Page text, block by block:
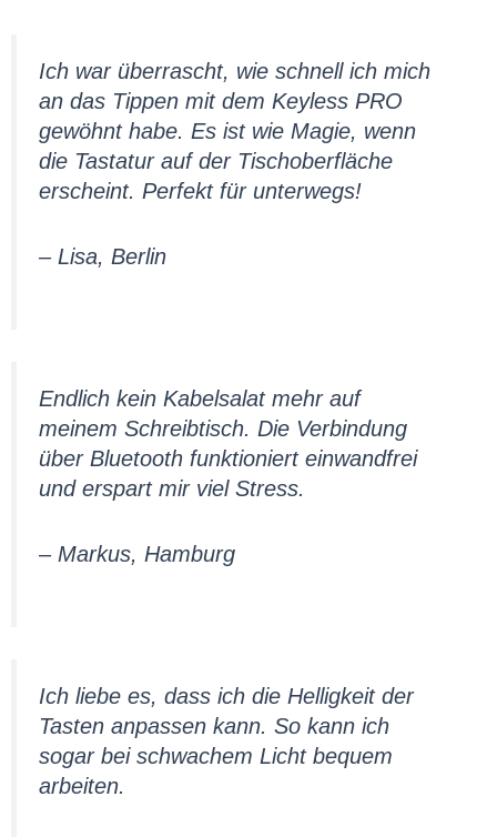
Ich war überrascht, wie schnell ich mich
an das Tippen mit dem Keyless PRO
gewöhnt habe. Es ist wie Magie, wenn
die Tastatur auf der Tischoberfläche
erscheint. Perfekt für unterwegs!
– Lisa, Berlin
Endlich kein Kabelsalat mehr auf
meinem Schreibtisch. Die Verbindung
über Bluetooth funktioniert einwandfrei
und erspart mir viel Stress.
– Markus, Hamburg
Ich liebe es, dass ich die Helligkeit der
Tasten anpassen kann. So kann ich
sogar bei schwachem Licht bequem
arbeiten.